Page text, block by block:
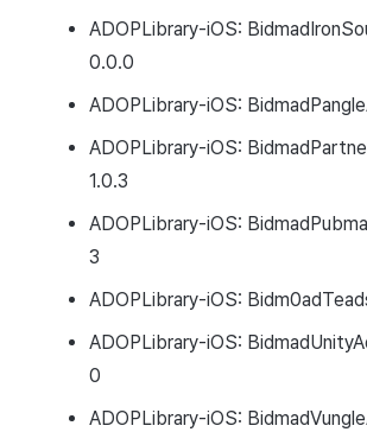
ADOPLibrary-iOS:
0.0.0
ADOPLibrary-iOS:
ADOPLibrary-iOS:
1.0.3
ADOPLibrary-iOS:
3
ADOPLibrary-iOS:
ADOPLibrary-iOS:
0
ADOPLibrary-iOS: